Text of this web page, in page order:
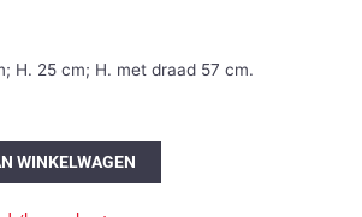
H. 25 cm; H. met draad 57 cm.
WINKELWAGEN